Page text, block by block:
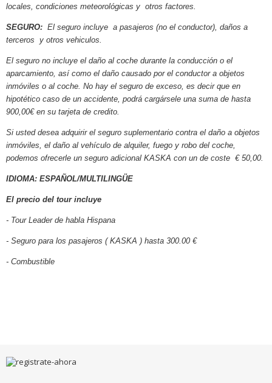
locales, condiciones meteorológicas y otros factores.
SEGURO: El seguro incluye a pasajeros (no el conductor), daños a
terceros y otros vehiculos.
El seguro no incluye el daño al coche durante la conducción o el
aparcamiento, así como el daño causado por el conductor a objetos
inmóviles o al coche. No hay el seguro de exceso, es decir que en
hipotético caso de un accidente, podrá cargársele una suma de hasta
900,00€ en su tarjeta de credito.
Si usted desea adquirir el seguro suplementario contra el daño a objetos
inmóviles, el daño al vehículo de alquiler, fuego y robo del coche,
podemos ofrecerle un seguro adicional KASKA con un de coste € 50,00.
IDIOMA: ESPAÑOL/MULTILINGÜE
El precio del tour incluye
- Tour Leader de habla Hispana
- Seguro para los pasajeros ( KASKA ) hasta 300.00 €
- Combustible